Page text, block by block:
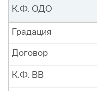
К.Ф. ОДО
Градация
Договор
К.Ф. ВВ